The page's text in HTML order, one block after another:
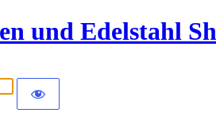
und Edelstahl